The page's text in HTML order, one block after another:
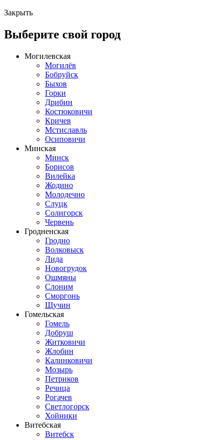
Закрыть
Выберите свой город
Могилевская
Могилёв
Бобруйск
Быхов
Горки
Дрибин
Костюковичи
Кричев
Мстиславль
Осиповичи
Минская
Минск
Борисов
Вилейка
Жодино
Молодечно
Слуцк
Солигорск
Червень
Гродненская
Гродно
Волковыск
Лида
Новогрудок
Ошмяны
Слоним
Сморгонь
Щучин
Гомельская
Гомель
Добруш
Житковичи
Жлобин
Калинковичи
Мозырь
Петриков
Речица
Рогачев
Светлогорск
Хойники
Витебская
Витебск